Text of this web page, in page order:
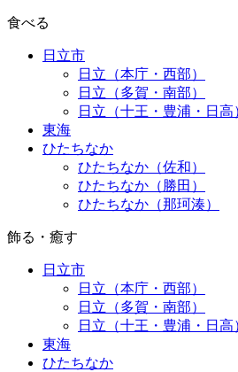
食べる
日立市
日立（本庁・西部）
日立（多賀・南部）
日立（十王・豊浦・日高
東海
ひたちなか
ひたちなか（佐和）
ひたちなか（勝田）
ひたちなか（那珂湊）
飾る・癒す
日立市
日立（本庁・西部）
日立（多賀・南部）
日立（十王・豊浦・日高
東海
ひたちなか